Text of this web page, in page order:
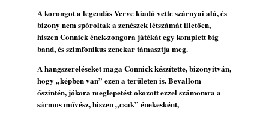
2026. augusztus 03.
Gondolataim - 2026 (XI. évfolyam - 8. rész)
2026. augusztus 02.
A 21. században meghalt magyar jazz
muzsikusok – 109. rész: (Dr.) Borissza Géza
2026. augusztus 02.
Exkluzív interjú Bóna Lászlóval
A korongot a legendás Verve kiadó vette szárnyai alá, és
bizony nem spóroltak a zenészek létszámát illetően,
hiszen Connick ének-zongora játékát egy komplett big
band, és szimfonikus zenekar támasztja meg.
A hangszereléseket maga Connick készítette, bizonyítván,
hogy „képben van” ezen a területen is. Bevallom
őszintén, jókora meglepetést okozott ezzel számomra a
sármos művész, hiszen „csak” énekesként,